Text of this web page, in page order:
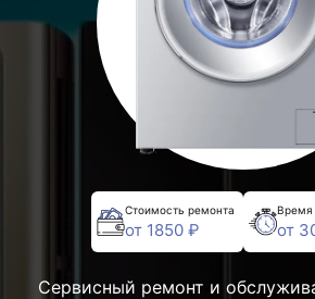
Стоимость ремонта
от 1850 ₽
Время
от
Сервисный ремонт и